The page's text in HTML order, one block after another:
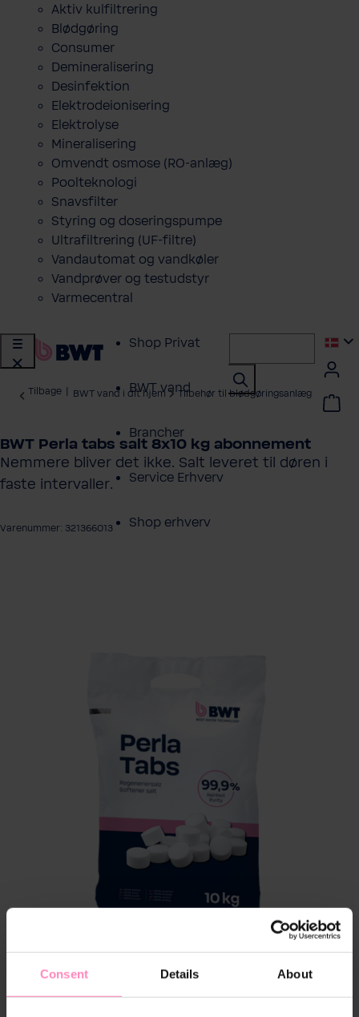
Consent Details About
Aktiv kulfiltrering
Blødgøring
Consumer
Demineralisering
Desinfektion
Elektrodeionisering
Elektrolyse
Mineralisering
Omvendt osmose (RO-anlæg)
Poolteknologi
Snavsfilter
Styring og doseringspumpe
Ultrafiltrering (UF-filtre)
Vandautomat og vandkøler
Vandprøver og testudstyr
Varmecentral
Shop Privat
BWT vand
Brancher
Service Erhverv
Shop erhverv
Tilbage BWT vand i dit hjem Tilbehør til blødgøringsanlæg
BWT Perla tabs salt 8x10 kg abonnement
Nemmere bliver det ikke. Salt leveret til døren i
faste intervaller.
Varenummer: 321366013